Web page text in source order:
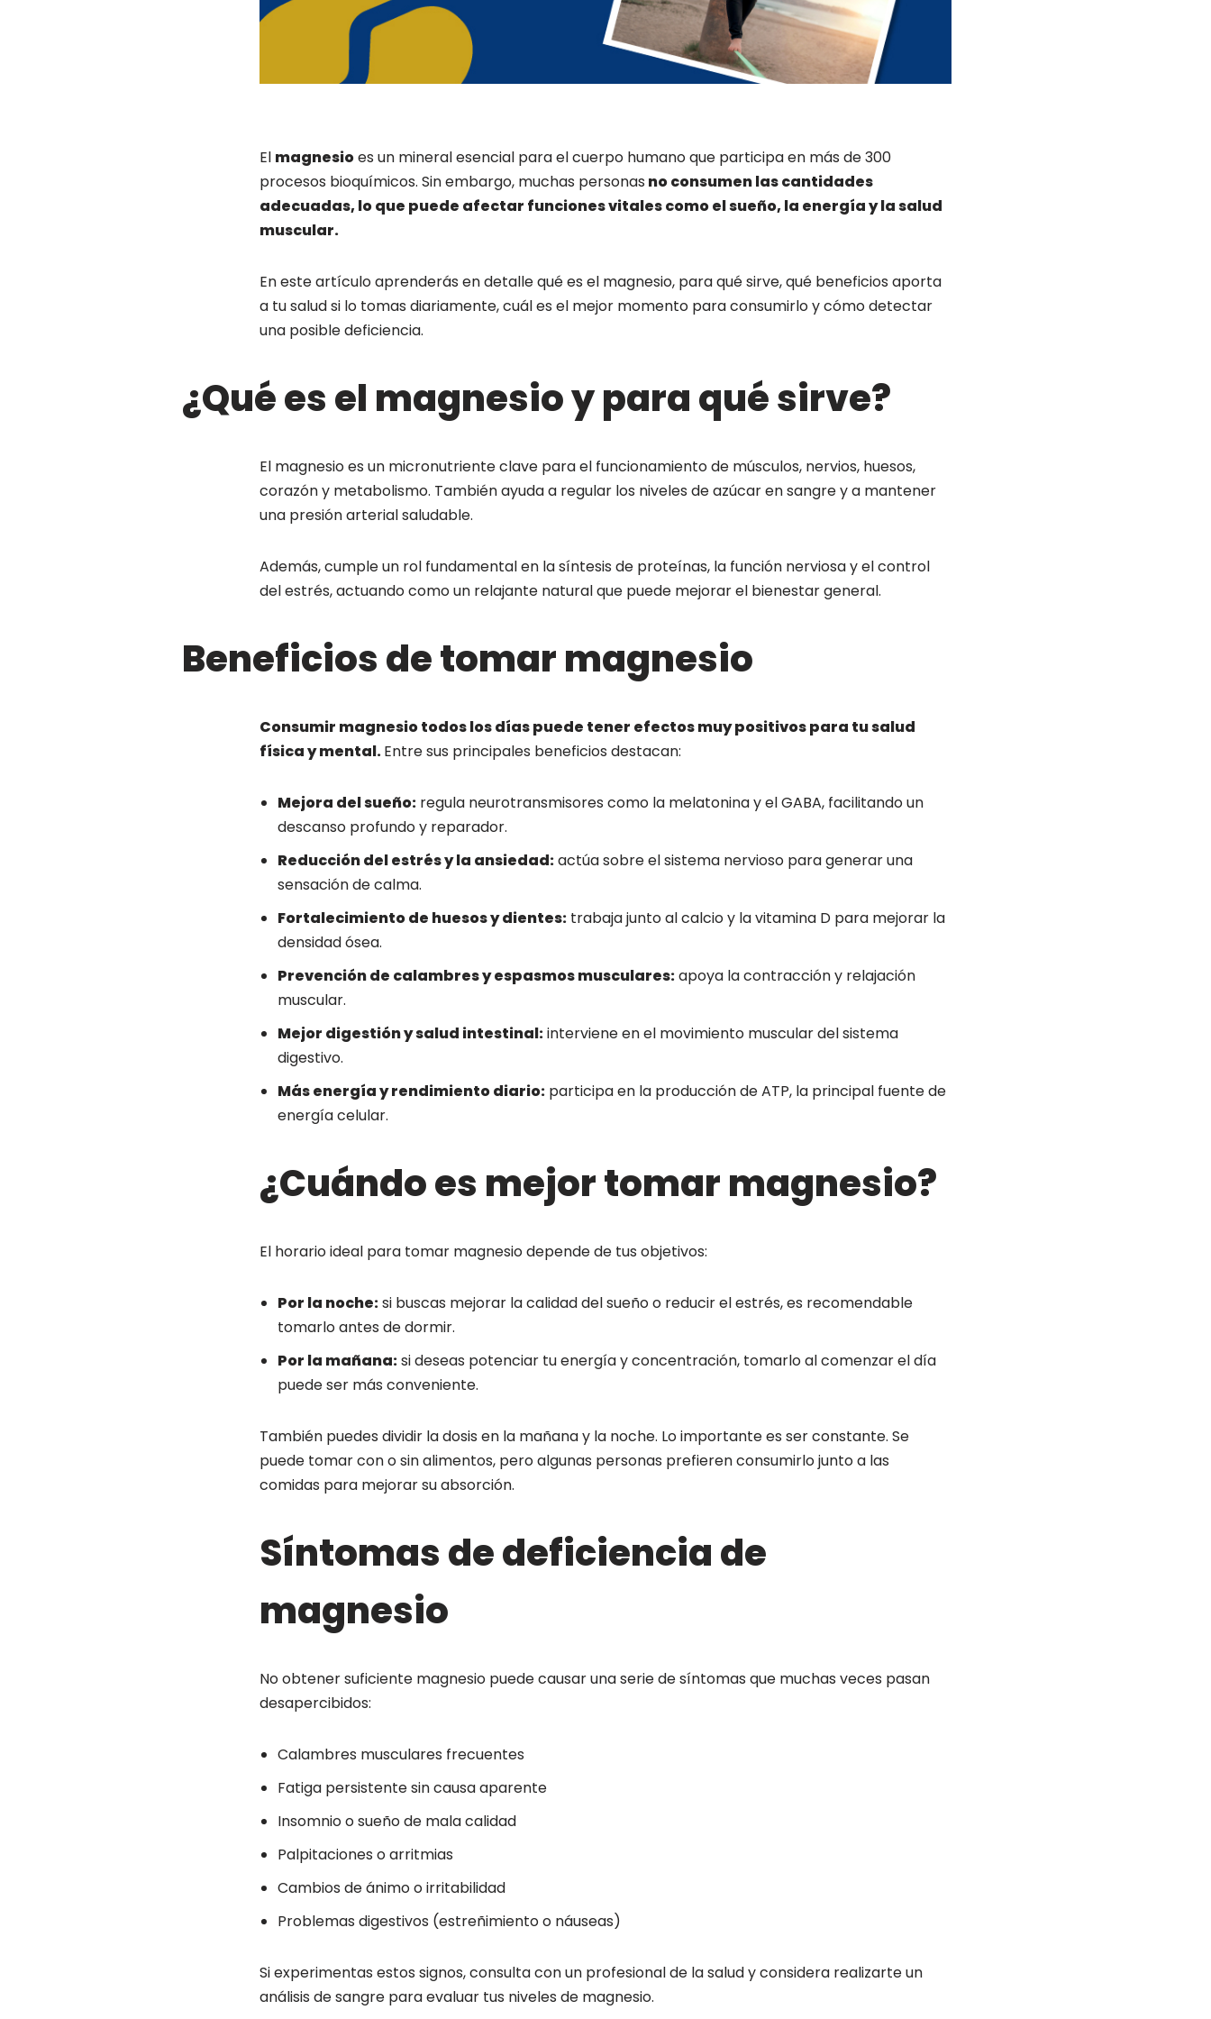
El magnesioes un mineral esencial para el cuerpo humano que participa en más de 300
procesos bioquímicos. Sin embargo, muchas personas no consumen las cantidades
adecuadas, lo que puede afectar funciones vitales como el sueño, la energía y la salud
muscular.
En este artículo aprenderás en detalle qué es el magnesio, para qué sirve, qué beneficios aporta
a tu salud si lo tomas diariamente, cuál es el mejor momento para consumirlo y cómo detectar
una posible deficiencia.
¿Qué es el magnesio y para qué sirve?
El magnesio es un micronutriente clave para el funcionamiento de músculos, nervios, huesos,
corazón y metabolismo. También ayuda a regular los niveles de azúcar en sangre y a mantener
una presión arterial saludable.
Además, cumple un rol fundamental en la síntesis de proteínas, la función nerviosa y el control
del estrés, actuando como un relajante natural que puede mejorar el bienestar general.
Beneficios de tomar magnesio
Consumir magnesio todos los días puede tener efectos muy positivos para tu salud
física y mental.Entre sus principales beneficios destacan:
Mejora del sueño: regula neurotransmisores como la melatonina y el GABA, facilitando un
descanso profundo y reparador.
Reducción del estrés y la ansiedad:actúa sobre el sistema nervioso para generar una
sensación de calma.
Fortalecimiento de huesos y dientes: trabaja junto al calcio y la vitamina D para mejorar la
densidad ósea.
Prevención de calambres y espasmos musculares:apoya la contracción y relajación
muscular.
Mejor digestión y salud intestinal:interviene en el movimiento muscular del sistema
digestivo.
Más energía y rendimiento diario: participa en la producción de ATP, la principal fuente de
energía celular.
¿Cuándo es mejor tomar magnesio?
El horario ideal para tomar magnesio depende de tus objetivos:
Por la noche:si buscas mejorar la calidad del sueño o reducir el estrés, es recomendable
tomarlo antes de dormir.
Por la mañana:si deseas potenciar tu energía y concentración, tomarlo al comenzar el día
puede ser más conveniente.
También puedes dividir la dosis en la mañana y la noche. Lo importante es ser constante. Se
puede tomar con o sin alimentos, pero algunas personas prefieren consumirlo junto a las
comidas para mejorar su absorción.
Síntomas de deficiencia de
magnesio
No obtener suficiente magnesio puede causar una serie de síntomas que muchas veces pasan
desapercibidos:
Calambres musculares frecuentes
Fatiga persistente sin causa aparente
Insomnio o sueño de mala calidad
Palpitaciones o arritmias
Cambios de ánimo o irritabilidad
Problemas digestivos (estreñimiento o náuseas)
Si experimentas estos signos, consulta con un profesional de la salud y considera realizarte un
análisis de sangre para evaluar tus niveles de magnesio.